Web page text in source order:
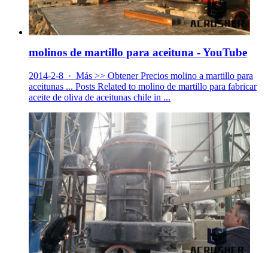
molinos de martillo para aceituna - YouTube
2014-2-8 · Más >> Obtener Precios molino a martillo para
aceitunas ... Posts Related to molino de martillo para fabricar
aceite de oliva de aceitunas chile in ...